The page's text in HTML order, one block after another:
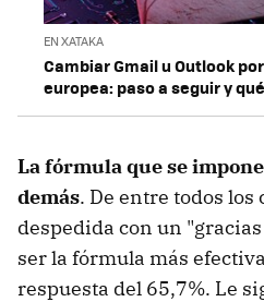
EN XATAKA
Cambiar Gmail u Outlook
europea: paso a seguir y
La fórmula que se
demás. De entre todos
despedida con un
ser la fórmula más
respuesta del 65,7%. Le